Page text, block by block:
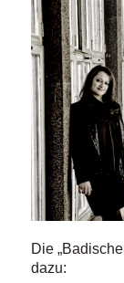
Die
dazu: